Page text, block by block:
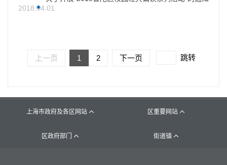
2018.04.01
上一页 1 2 下一页 跳转
上海市政府及各区网站  区重要网站 
区政府部门  街道镇 